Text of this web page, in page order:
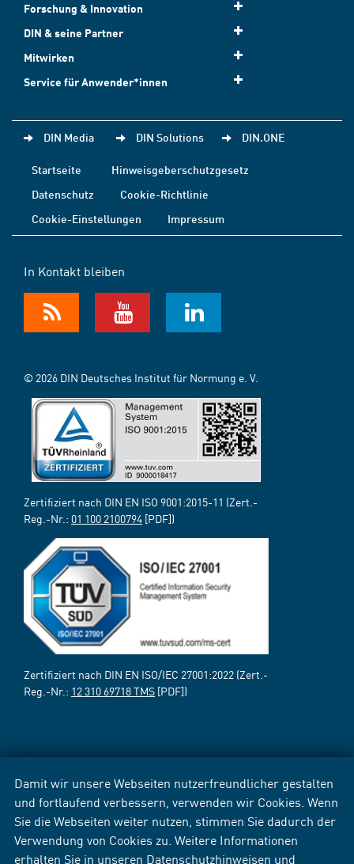
Damit wir unsere Webseiten nutzerfreundlicher gestalten
und fortlaufend verbessern, verwenden wir Cookies. Wenn
Sie die Webseiten weiter nutzen, stimmen Sie dadurch der
Verwendung von Cookies zu. Weitere Informationen
erhalten Sie in unseren Datenschutzhinweisen und
Forschung & Innovation
DIN & seine Partner
Mitwirken
Service für Anwender*innen
DIN Media DIN Solutions DIN.ONE
Startseite
Hinweisgeberschutzgesetz
Datenschutz
Cookie-Richtlinie
Cookie-Einstellungen
Impressum
In Kontakt bleiben
© 2026 DIN Deutsches Institut für Normung e. V.
Zertifiziert nach DIN EN ISO 9001:2015-11 (Zert.-
Reg.-Nr.: 01 100 2100794 [PDF])
Zertifiziert nach DIN EN ISO/IEC 27001:2022 (Zert.-
Reg.-Nr.: 12 310 69718 TMS [PDF])